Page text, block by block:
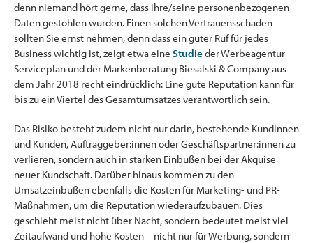
denn niemand hört gerne, dass ihre/seine personenbezogenen
Daten gestohlen wurden. Einen solchen Vertrauensschaden
sollten Sie ernst nehmen, denn dass ein guter Ruf für jedes
Business wichtig ist, zeigt etwa eine Studieder Werbeagentur
Serviceplan und der Markenberatung Biesalski & Company aus
dem Jahr 2018 recht eindrücklich: Eine gute Reputation kann für
bis zu ein Viertel des Gesamtumsatzes verantwortlich sein.
Das Risiko besteht zudem nicht nur darin, bestehende Kundinnen
und Kunden, Auftraggeber:innen oder Geschäftspartner:innen zu
verlieren, sondern auch in starken Einbußen bei der Akquise
neuer Kundschaft. Darüber hinaus kommen zu den
Umsatzeinbußen ebenfalls die Kosten für Marketing- und PR-
Maßnahmen, um die Reputation wiederaufzubauen. Dies
geschieht meist nicht über Nacht, sondern bedeutet meist viel
Zeitaufwand und hohe Kosten – nicht nur für Werbung, sondern